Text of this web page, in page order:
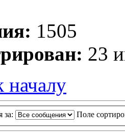
1505
23
началу
за: Поле